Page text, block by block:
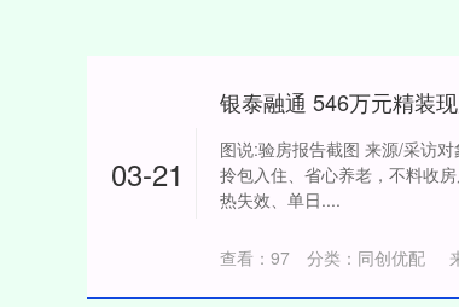
03-21
图说:验房报告截图 来源/采访
拎包入住、省心养老，不料收
热失效、单日....
查看： 97 分类： 同创优配